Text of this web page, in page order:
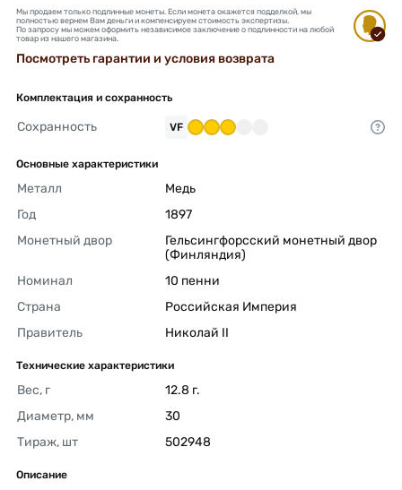
Мы продаем только подлинные монеты. Если монета окажется подделкой, мы
полностью вернем Вам деньги и компенсируем стоимость экспертизы.
По запросу мы можем оформить независимое заключение о подлинности на любой
товар из нашего магазина.
Посмотреть гарантии и условия возврата
Комплектация и сохранность
Сохранность VF
Основные характеристики
Металл
Медь
Год
1897
Монетный двор
Гельсингфорсский монетный двор
(Финляндия)
Номинал
10 пенни
Страна
Российская Империя
Правитель
Николай II
Технические характеристики
Вес, г
12.8 г.
Диаметр, мм
30
Тираж, шт
502948
Описание